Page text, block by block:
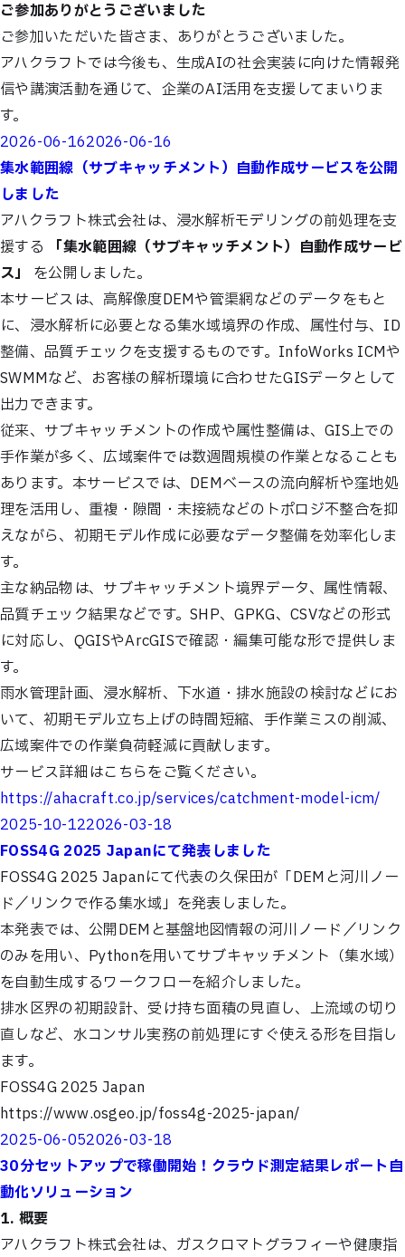
ご参加ありがとうございました
ご参加いただいた皆さま、ありがとうございました。
アハクラフトでは今後も、生成AIの社会実装に向けた情報発
信や講演活動を通じて、企業のAI活用を支援してまいりま
す。
Posted
on
2026-06-162026-06-16
集水範囲線（サブキャッチメント）自動作成サービスを公開
しました
アハクラフト株式会社は、浸水解析モデリングの前処理を支
援する
「集水範囲線（サブキャッチメント）自動作成サービ
ス」
を公開しました。
本サービスは、高解像度DEMや管渠網などのデータをもと
に、浸水解析に必要となる集水域境界の作成、属性付与、ID
整備、品質チェックを支援するものです。InfoWorks ICMや
SWMMなど、お客様の解析環境に合わせたGISデータとして
出力できます。
従来、サブキャッチメントの作成や属性整備は、GIS上での
手作業が多く、広域案件では数週間規模の作業となることも
あります。本サービスでは、DEMベースの流向解析や窪地処
理を活用し、重複・隙間・未接続などのトポロジ不整合を抑
えながら、初期モデル作成に必要なデータ整備を効率化しま
す。
主な納品物は、サブキャッチメント境界データ、属性情報、
品質チェック結果などです。SHP、GPKG、CSVなどの形式
に対応し、QGISやArcGISで確認・編集可能な形で提供しま
す。
雨水管理計画、浸水解析、下水道・排水施設の検討などにお
いて、初期モデル立ち上げの時間短縮、手作業ミスの削減、
広域案件での作業負荷軽減に貢献します。
サービス詳細はこちらをご覧ください。
https://ahacraft.co.jp/services/catchment-model-icm/
Posted
on
2025-10-122026-03-18
FOSS4G 2025 Japanにて発表しました
FOSS4G 2025 Japanにて代表の久保田が「DEMと河川ノー
ド／リンクで作る集水域」を発表しました。
本発表では、公開DEMと基盤地図情報の河川ノード／リンク
のみを用い、Pythonを用いてサブキャッチメント（集水域）
を自動生成するワークフローを紹介しました。
排水区界の初期設計、受け持ち面積の見直し、上流域の切り
直しなど、水コンサル実務の前処理にすぐ使える形を目指し
ます。
FOSS4G 2025 Japan
https://www.osgeo.jp/foss4g-2025-japan/
Posted
on
2025-06-052026-03-18
30分セットアップで稼働開始！クラウド測定結果レポート自
動化ソリューション
1. 概要
アハクラフト株式会社は、ガスクロマトグラフィーや健康指